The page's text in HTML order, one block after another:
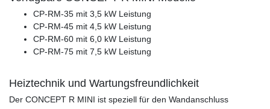
CP-RM-35 mit 3,5 kW Leistung
CP-RM-45 mit 4,5 kW Leistung
CP-RM-60 mit 6,0 kW Leistung
CP-RM-75 mit 7,5 kW Leistung
Heiztechnik und Wartungsfreundlichkeit
Der CONCEPT R MINI ist speziell für den Wandanschluss